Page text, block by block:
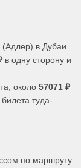
в Дубаи
в одну сторону и
около 57071 ₽
туда-
по маршруту